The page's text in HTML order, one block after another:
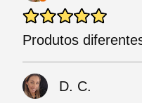
Produtos
D. C.